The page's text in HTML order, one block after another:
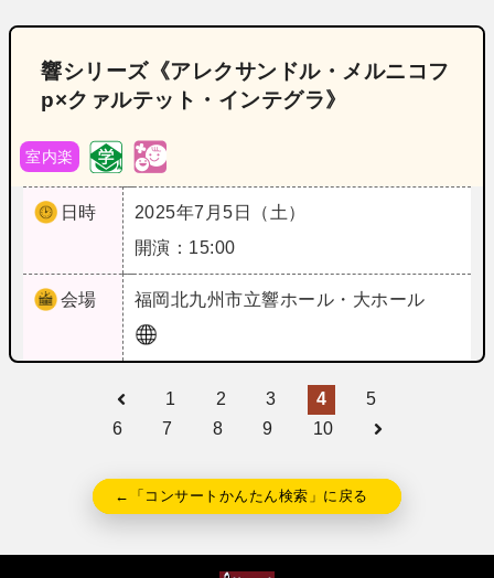
響シリーズ《アレクサンドル・メルニコフ
p×クァルテット・インテグラ》
室内楽
日時
2025年7月5日（土）
開演：15:00
会場 福岡北九州市立響ホール・大ホール
1 2 3 4
5
6
7 8 9 10
←「コンサートかんたん検索」に戻る